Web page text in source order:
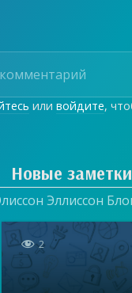
иливойдите,
Новые
Эллиссон
 2